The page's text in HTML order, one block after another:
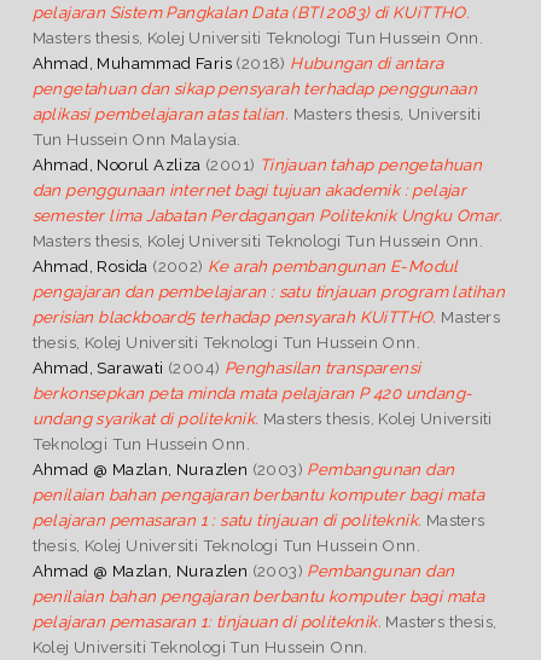
pelajaran Sistem Pangkalan Data (BTI 2083) di KUiTTHO.
Masters thesis, Kolej Universiti Teknologi Tun Hussein Onn.
Ahmad, Muhammad Faris (2018) Hubungan di antara
pengetahuan dan sikap pensyarah terhadap penggunaan
aplikasi pembelajaran atas talian. Masters thesis, Universiti
Tun Hussein Onn Malaysia.
Ahmad, Noorul Azliza (2001) Tinjauan tahap pengetahuan
dan penggunaan internet bagi tujuan akademik : pelajar
semester lima Jabatan Perdagangan Politeknik Ungku Omar.
Masters thesis, Kolej Universiti Teknologi Tun Hussein Onn.
Ahmad, Rosida (2002) Ke arah pembangunan E-Modul
pengajaran dan pembelajaran : satu tinjauan program latihan
perisian blackboard5 terhadap pensyarah KUiTTHO. Masters
thesis, Kolej Universiti Teknologi Tun Hussein Onn.
Ahmad, Sarawati (2004) Penghasilan transparensi
berkonsepkan peta minda mata pelajaran P 420 undang-
undang syarikat di politeknik. Masters thesis, Kolej Universiti
Teknologi Tun Hussein Onn.
Ahmad @ Mazlan, Nurazlen (2003) Pembangunan dan
penilaian bahan pengajaran berbantu komputer bagi mata
pelajaran pemasaran 1 : satu tinjauan di politeknik. Masters
thesis, Kolej Universiti Teknologi Tun Hussein Onn.
Ahmad @ Mazlan, Nurazlen (2003) Pembangunan dan
penilaian bahan pengajaran berbantu komputer bagi mata
pelajaran pemasaran 1: tinjauan di politeknik. Masters thesis,
Kolej Universiti Teknologi Tun Hussein Onn.